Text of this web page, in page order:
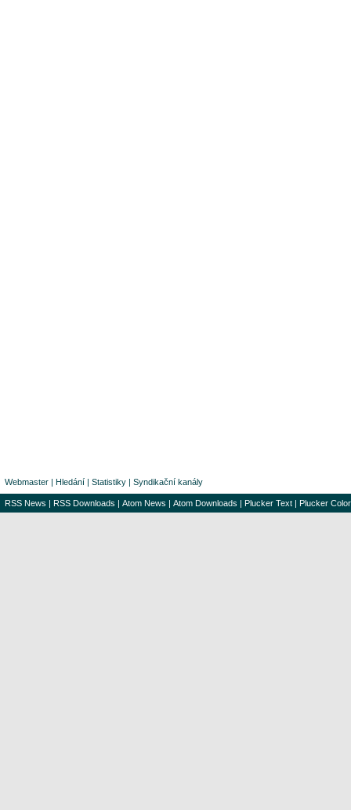
Webmaster | Hledání | Statistiky | Syndikační kanály
RSS News | RSS Downloads | Atom News | Atom Downloads | Plucker Text | Plucker Color